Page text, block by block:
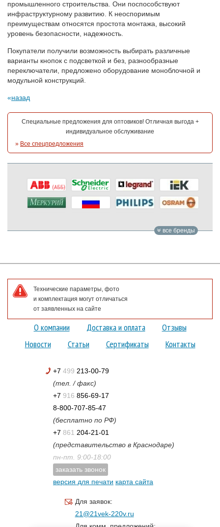
промышленного строительства. Они поспособствуют
инфраструктурному развитию. К неоспоримым
преимуществам относятся простота монтажа, высокий
уровень безопасности, надежность.
Покупатели получили возможность выбирать различные
варианты кнопок с подсветкой и без, разнообразные
переключатели, предложено оборудование моноблочной и
модульной конструкций.
назад
Специальные предложения для оптовиков! Отличная выгода +
индивидуальное обслуживание
» Все спецпредложения
все бренды
Технические параметры, фото
и комплектация могут отличаться
от заявленных на сайте
О компании Доставка и оплата
Отзывы
Новости
Статьи Сертификаты Контакты
+7 499 213-00-79
(тел. / факс)
+7 916 856-69-17
8-800-707-85-47
(бесплатно по РФ)
+7 861 204-21-01
(представительство в Краснодаре)
пн-пт. 9:00-18:00
заказать звонок
версия для печати карта сайта
Для заявок:
21@21vek-220v.ru